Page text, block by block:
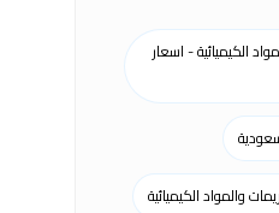
الكيميائية - اسعار
والمواد الكيميائية